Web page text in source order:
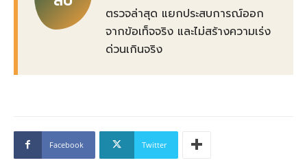
ตรวจล่าสุด แยกประสบการณ์ออก
จากข้อเท็จจริง และไม่สร้างความเร่ง
ด่วนเกินจริง
Facebook Twitter